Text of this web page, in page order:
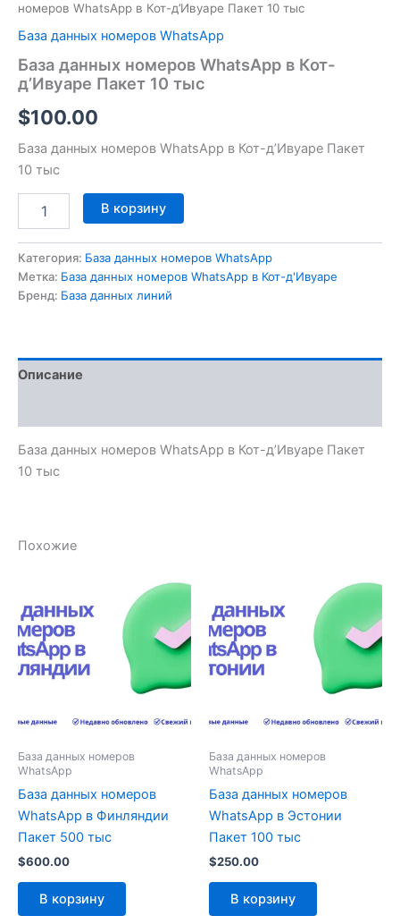
номеров WhatsApp в Кот-д’Ивуаре Пакет 10 тыс
База данных номеров WhatsApp
База данных номеров WhatsApp в Кот-
д’Ивуаре Пакет 10 тыс
$100.00
База данных номеров WhatsApp в Кот-д’Ивуаре Пакет
10 тыс
В корзину
Категория: База данных номеров WhatsApp
Метка: База данных номеров WhatsApp в Кот-д'Ивуаре
Бренд: База данных линий
Описание
База данных номеров WhatsApp в Кот-д’Ивуаре Пакет
10 тыс
Похожие
База данных номеров
WhatsApp
База данных номеров
WhatsApp в Финляндии
Пакет 500 тыс
$600.00
В корзину
База данных номеров
WhatsApp
База данных номеров
WhatsApp в Эстонии
Пакет 100 тыс
$250.00
В корзину